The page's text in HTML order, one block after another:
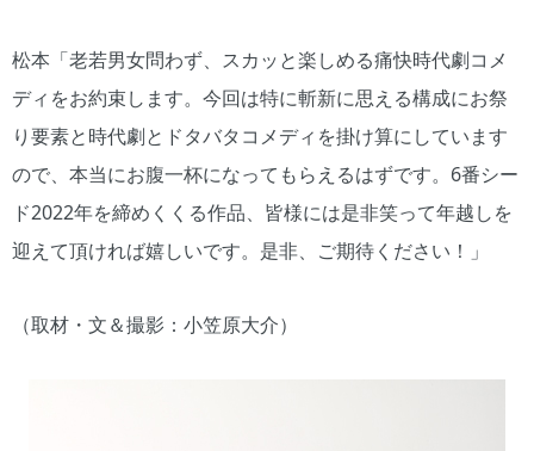
松本「老若男女問わず、スカッと楽しめる痛快時代劇コメ
ディをお約束します。今回は特に斬新に思える構成にお祭
り要素と時代劇とドタバタコメディを掛け算にしています
ので、本当にお腹一杯になってもらえるはずです。6番シー
ド2022年を締めくくる作品、皆様には是非笑って年越しを
迎えて頂ければ嬉しいです。是非、ご期待ください！」
（取材・文＆撮影：小笠原大介）